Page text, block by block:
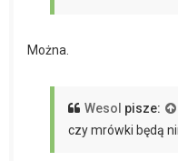
Można.
Wesol pisze:
czy mrówki będą